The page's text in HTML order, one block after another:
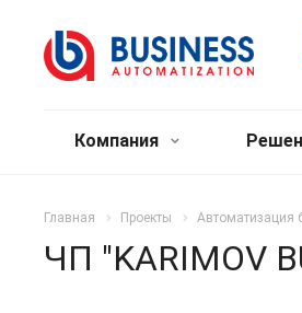
Компания
Главная Проекты Автоматизация
ЧП "KARIMOV